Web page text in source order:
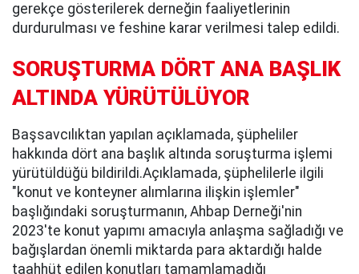
gerekçe gösterilerek derneğin faaliyetlerinin
durdurulması ve feshine karar verilmesi talep edildi.
SORUŞTURMA DÖRT ANA BAŞLIK
ALTINDA YÜRÜTÜLÜYOR
Başsavcılıktan yapılan açıklamada, şüpheliler
hakkında dört ana başlık altında soruşturma işlemi
yürütüldüğü bildirildi.Açıklamada, şüphelilerle ilgili
"konut ve konteyner alımlarına ilişkin işlemler"
başlığındaki soruşturmanın, Ahbap Derneği'nin
2023'te konut yapımı amacıyla anlaşma sağladığı ve
bağışlardan önemli miktarda para aktardığı halde
taahhüt edilen konutları tamamlamadığı